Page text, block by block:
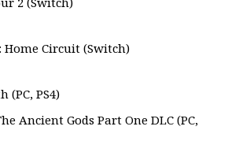
Circuit (Switch)
(PC, PS4)
Ancient Gods Part One DLC (PC,